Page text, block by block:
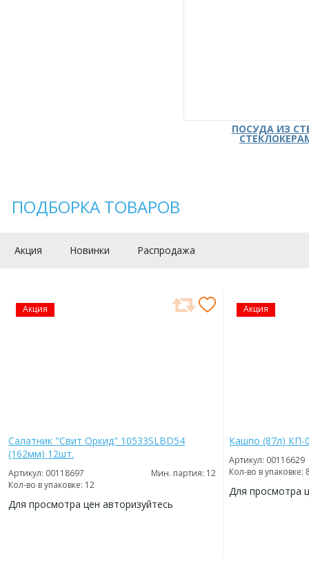
ПОСУДА ИЗ
ПОДБОРКА ТОВАРОВ
Акция Новинки Распродажа
Акция
Салатник "Свит Оркид" 10533SLBD54
(162мм) 12шт.
Артикул: 00118697
Мин. партия: 12
Кол-во в упаковке: 12
Для просмотра цен авторизуйтесь
Акция
Кашпо (87л) КП-
Артикул: 00116629
Кол-во в упаковке:
Для просмотра